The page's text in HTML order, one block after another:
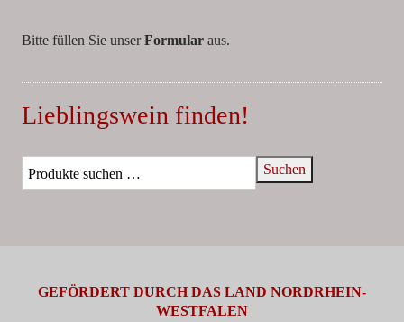
Bitte füllen Sie unserFormularaus.
Lieblingswein finden!
Suchen
GEFÖRDERT DURCH DAS LAND NORDRHEIN-
WESTFALEN